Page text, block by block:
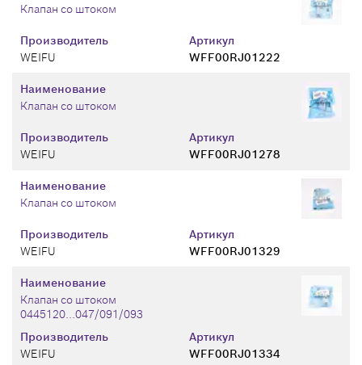
Производитель
WEIFU
Артикул
WFF00RJ01222
Клапан со штоком
Производитель
WEIFU
Артикул
WFF00RJ01278
Наименование
Клапан со штоком
Производитель
WEIFU
Артикул
WFF00RJ01329
Наименование
Клапан со штоком
Производитель
WEIFU
Артикул
WFF00RJ01334
Наименование
Клапан со штоком
0445120...047/091/093